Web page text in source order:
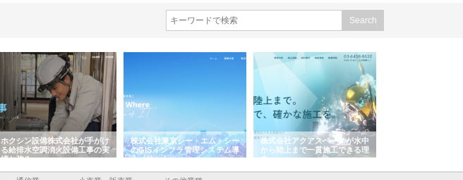
ホクシン設備株式会社が手がけ
る給排水空調消火設備工事の実
績と強み
株式会社東京シー・エム・シー
のGISインフラ管理システム導
入メリット
株式会社アクアスペースが水中
から陸上まで一貫施工できる理
由